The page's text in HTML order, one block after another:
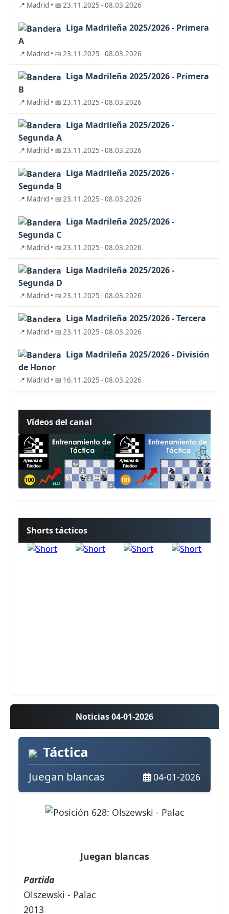
📍 Madrid • 📅 23.11.2025 - 08.03.2026
Liga Madrileña 2025/2026 - Primera
A
📍 Madrid • 📅 23.11.2025 - 08.03.2026
Liga Madrileña 2025/2026 - Primera
B
📍 Madrid • 📅 23.11.2025 - 08.03.2026
Liga Madrileña 2025/2026 -
Segunda A
📍 Madrid • 📅 23.11.2025 - 08.03.2026
Liga Madrileña 2025/2026 -
Segunda B
📍 Madrid • 📅 23.11.2025 - 08.03.2026
Liga Madrileña 2025/2026 -
Segunda C
📍 Madrid • 📅 23.11.2025 - 08.03.2026
Liga Madrileña 2025/2026 -
Segunda D
📍 Madrid • 📅 23.11.2025 - 08.03.2026
Liga Madrileña 2025/2026 - Tercera
📍 Madrid • 📅 23.11.2025 - 08.03.2026
Liga Madrileña 2025/2026 - División
de Honor
📍 Madrid • 📅 16.11.2025 - 08.03.2026
Vídeos del canal
Shorts tácticos
Noticias 04-01-2026
Táctica
Juegan blancas 04-01-2026
Juegan blancas
Partida
Olszewski - Palac
2013